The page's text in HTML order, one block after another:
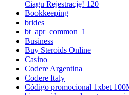
Ciągu Rejestrację! 120
Bookkeeping
brides
bt_apr_common_1
Business
Buy Steroids Online
Casino
Codere Argentina
Codere Italy
Código promocional 1xbet